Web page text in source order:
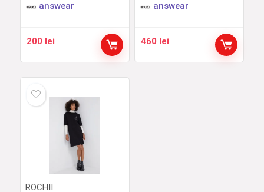
answear
200 lei
answear
460 lei
ROCHII